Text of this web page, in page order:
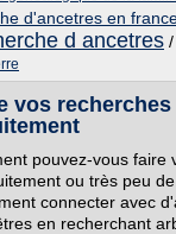
d'ancetres en
d ancetres /
vos
pouvez-vous faire
ou très peu
connecter avec
en recherchant